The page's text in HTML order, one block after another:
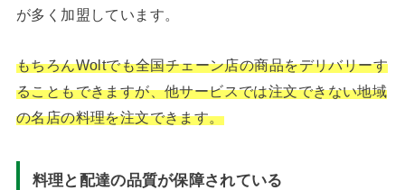
が多く加盟しています。
もちろんWoltでも全国チェーン店の商品をデリバリーす
ることもできますが、他サービスでは注文できない地域
の名店の料理を注文できます。
料理と配達の品質が保障されている